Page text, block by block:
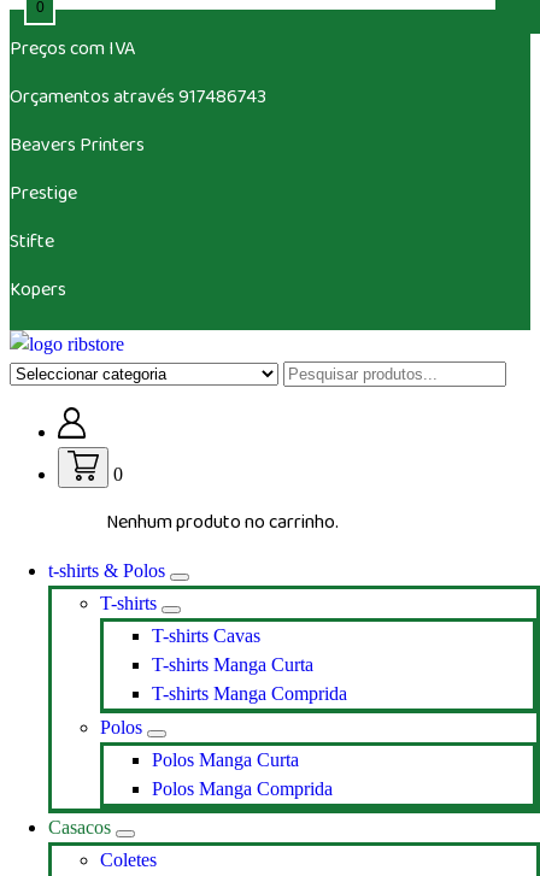
Saltar
para
conteúdo
Preços com IVA
Orçamentos através 917486743
Beavers Printers
Prestige
Stifte
Kopers
Loja de vestuário Personalizado
0
0
Nenhum produto no carrinho.
t-shirts & Polos
T-shirts
T-shirts Cavas
T-shirts Manga Curta
T-shirts Manga Comprida
Polos
Polos Manga Curta
Polos Manga Comprida
Casacos
Coletes